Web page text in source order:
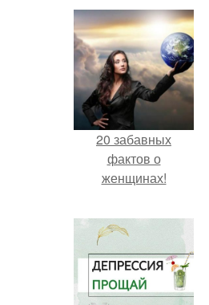
20 забавных
фактов о
женщинах!